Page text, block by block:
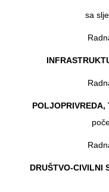
sa
POLJOPRIVREDA,
DRUŠTVO-CIVILNI